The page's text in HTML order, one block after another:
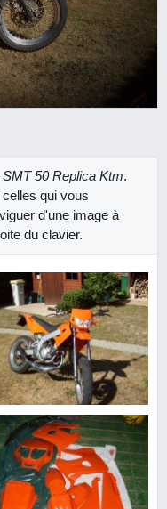
50 Replica Ktm.
qui vous
d'une image à
du clavier.